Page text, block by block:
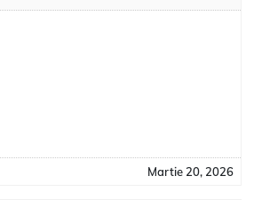
Martie 20, 2026